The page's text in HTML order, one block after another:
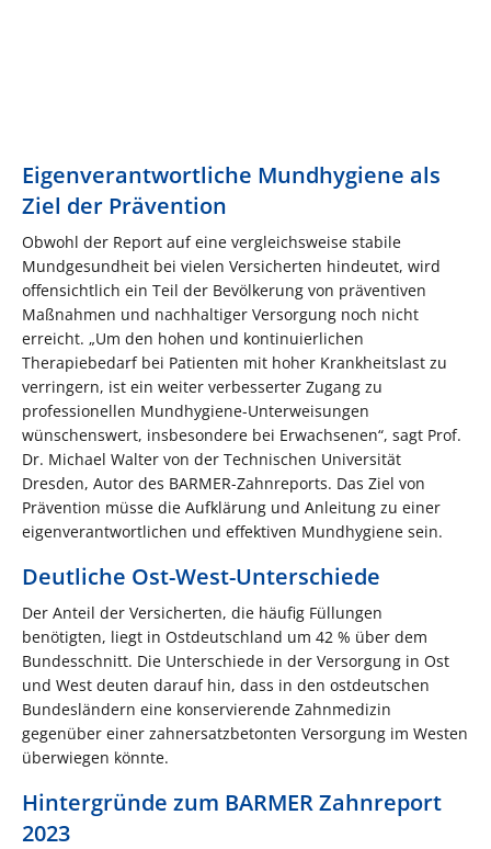
Eigenverantwortliche Mundhygiene als
Ziel der Prävention
Obwohl der Report auf eine vergleichsweise stabile
Mundgesundheit bei vielen Versicherten hindeutet, wird
offensichtlich ein Teil der Bevölkerung von präventiven
Maßnahmen und nachhaltiger Versorgung noch nicht
erreicht. „Um den hohen und kontinuierlichen
Therapiebedarf bei Patienten mit hoher Krankheitslast zu
verringern, ist ein weiter verbesserter Zugang zu
professionellen Mundhygiene-Unterweisungen
wünschenswert, insbesondere bei Erwachsenen“, sagt Prof.
Dr. Michael Walter von der Technischen Universität
Dresden, Autor des BARMER-Zahnreports. Das Ziel von
Prävention müsse die Aufklärung und Anleitung zu einer
eigenverantwortlichen und effektiven Mundhygiene sein.
Deutliche Ost-West-Unterschiede
Der Anteil der Versicherten, die häufig Füllungen
benötigten, liegt in Ostdeutschland um 42 % über dem
Bundesschnitt. Die Unterschiede in der Versorgung in Ost
und West deuten darauf hin, dass in den ostdeutschen
Bundesländern eine konservierende Zahnmedizin
gegenüber einer zahnersatzbetonten Versorgung im Westen
überwiegen könnte.
Hintergründe zum BARMER Zahnreport
2023